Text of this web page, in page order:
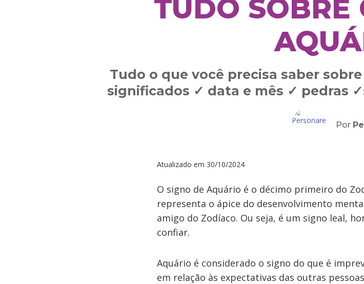
TUDO SOBRE
Tudo o que você precisa saber
significados ✓ data e mês ✓ pedras
Por
Atualizado em 30/10/2024
O signo de Aquário é o décimo primeiro do
representa o ápice do desenvolvimento
amigo do Zodíaco. Ou seja, é um signo leal,
confiar.
Aquário é considerado o signo do que é
em relação às expectativas das outras